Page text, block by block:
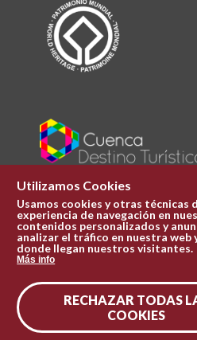
Utilizamos Cookies
Usamos cookies y otras técnicas
experiencia de navegación en
contenidos personalizados y
analizar el tráfico en nuestra web
donde llegan nuestros visitantes.
Más info
RECHAZAR TODAS
COOKIES